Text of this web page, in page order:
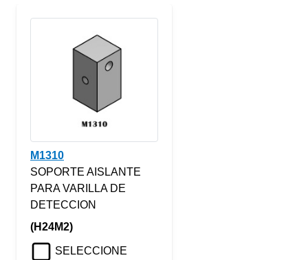
M1310
SOPORTE AISLANTE
PARA VARILLA DE
DETECCION
(H24M2)
SELECCIONE